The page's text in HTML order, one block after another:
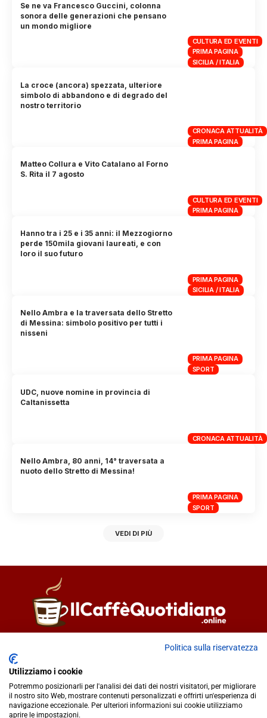
CULTURA ED EVENTI
PRIMA PAGINA
SICILIA / ITALIA
Se ne va Francesco Guccini, colonna
sonora delle generazioni che pensano
un mondo migliore
CRONACA ATTUALITÀ
PRIMA PAGINA
La croce (ancora) spezzata, ulteriore
simbolo di abbandono e di degrado del
nostro territorio
CULTURA ED EVENTI
PRIMA PAGINA
Matteo Collura e Vito Catalano al Forno
S. Rita il 7 agosto
PRIMA PAGINA
SICILIA / ITALIA
Hanno tra i 25 e i 35 anni: il Mezzogiorno
perde 150mila giovani laureati, e con
loro il suo futuro
PRIMA PAGINA
SPORT
Nello Ambra e la traversata dello Stretto
di Messina: simbolo positivo per tutti i
nisseni
CRONACA ATTUALITÀ
UDC, nuove nomine in provincia di
Caltanissetta
PRIMA PAGINA
SPORT
Nello Ambra, 80 anni, 14° traversata a
nuoto dello Stretto di Messina!
VEDI DI PIÙ
Fiorella Falci
redazione@ilcaffequotidiano.online
C.F. 92076900858
Chi siamo
Politica sulla riservatezza
Utilizziamo i cookie
Potremmo posizionarli per l'analisi dei dati dei nostri visitatori, per migliorare
il nostro sito Web, mostrare contenuti personalizzati e offrirti un'esperienza di
navigazione eccezionale. Per ulteriori informazioni sui cookie utilizziamo
aprire le impostazioni.